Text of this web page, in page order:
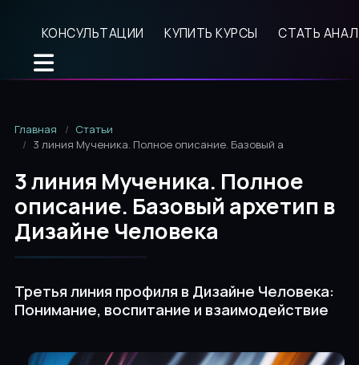
КОНСУЛЬТАЦИИ КУПИТЬ КУРСЫ СТАТЬ
Главная
Статьи
3 линия Мученика. Полное описание. Базовый архетип в
3 линия Мученика. Полное
описание. Базовый архетип в
Дизайне Человека
Третья линия профиля в Дизайне Человека:
Понимание, воспитание и взаимодействие